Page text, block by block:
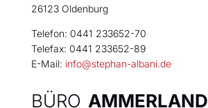
26123 Oldenburg
Telefon: 0441 233652-70
Telefax: 0441 233652-89
E-Mail: info@stephan-albani.de
BÜRO AMMERLAND